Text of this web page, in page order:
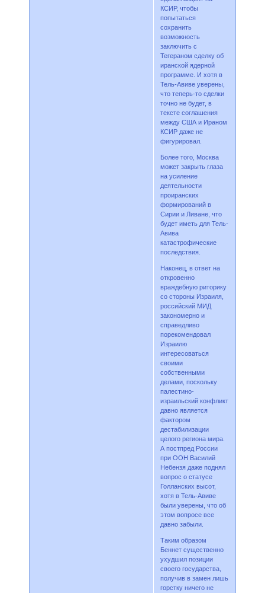
КСИР, чтобы
попытаться
сохранить
возможность
заключить с
Тегераном сделку об
иранской ядерной
программе. И хотя в
Тель-Авиве уверены,
что теперь-то сделки
точно не будет, в
тексте соглашения
между США и Ираном
КСИР даже не
фигурировал.
Более того, Москва
может закрыть глаза
на усиление
деятельности
проиранских
формирований в
Сирии и Ливане, что
будет иметь для Тель-
Авива
катастрофические
последствия.
Наконец, в ответ на
откровенно
враждебную риторику
со стороны Израиля,
российский МИД
закономерно и
справедливо
порекомендовал
Израилю
интересоваться
своими
собственными
делами, поскольку
палестино-
израильский конфликт
давно является
фактором
дестабилизации
целого региона мира.
А постпред России
при ООН Василий
Небензя даже поднял
вопрос о статусе
Голланских высот,
хотя в Тель-Авиве
были уверены, что об
этом вопросе все
давно забыли.
Таким образом
Беннет существенно
ухудшил позиции
своего государства,
получив в замен лишь
горстку ничего не